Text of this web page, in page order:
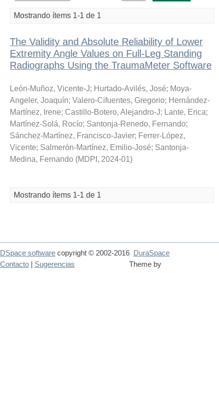
Mostrando ítems 1-1 de 1
The Validity and Absolute Reliability of Lower
Extremity Angle Values on Full-Leg Standing
Radiographs Using the TraumaMeter Software
León-Muñoz, Vicente-J; Hurtado-Avilés, José; Moya-
Angeler, Joaquín; Valero-Cifuentes, Gregorio; Hernández-
Martínez, Irene; Castillo-Botero, Alejandro-J; Lante, Erica;
Martínez-Solá, Rocío; Santonja-Renedo, Fernando;
Sánchez-Martínez, Francisco-Javier; Ferrer-López,
Vicente; Salmerón-Martínez, Emilio-José; Santonja-
Medina, Fernando (MDPI , 2024-01)
Mostrando ítems 1-1 de 1
DSpace software copyright © 2002-2016
DuraSpace
Theme by
Contacto Sugerencias